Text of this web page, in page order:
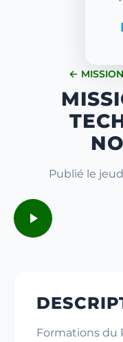
←
Publié le
Formations du